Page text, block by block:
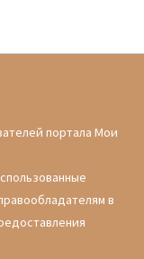
портала Мои
в